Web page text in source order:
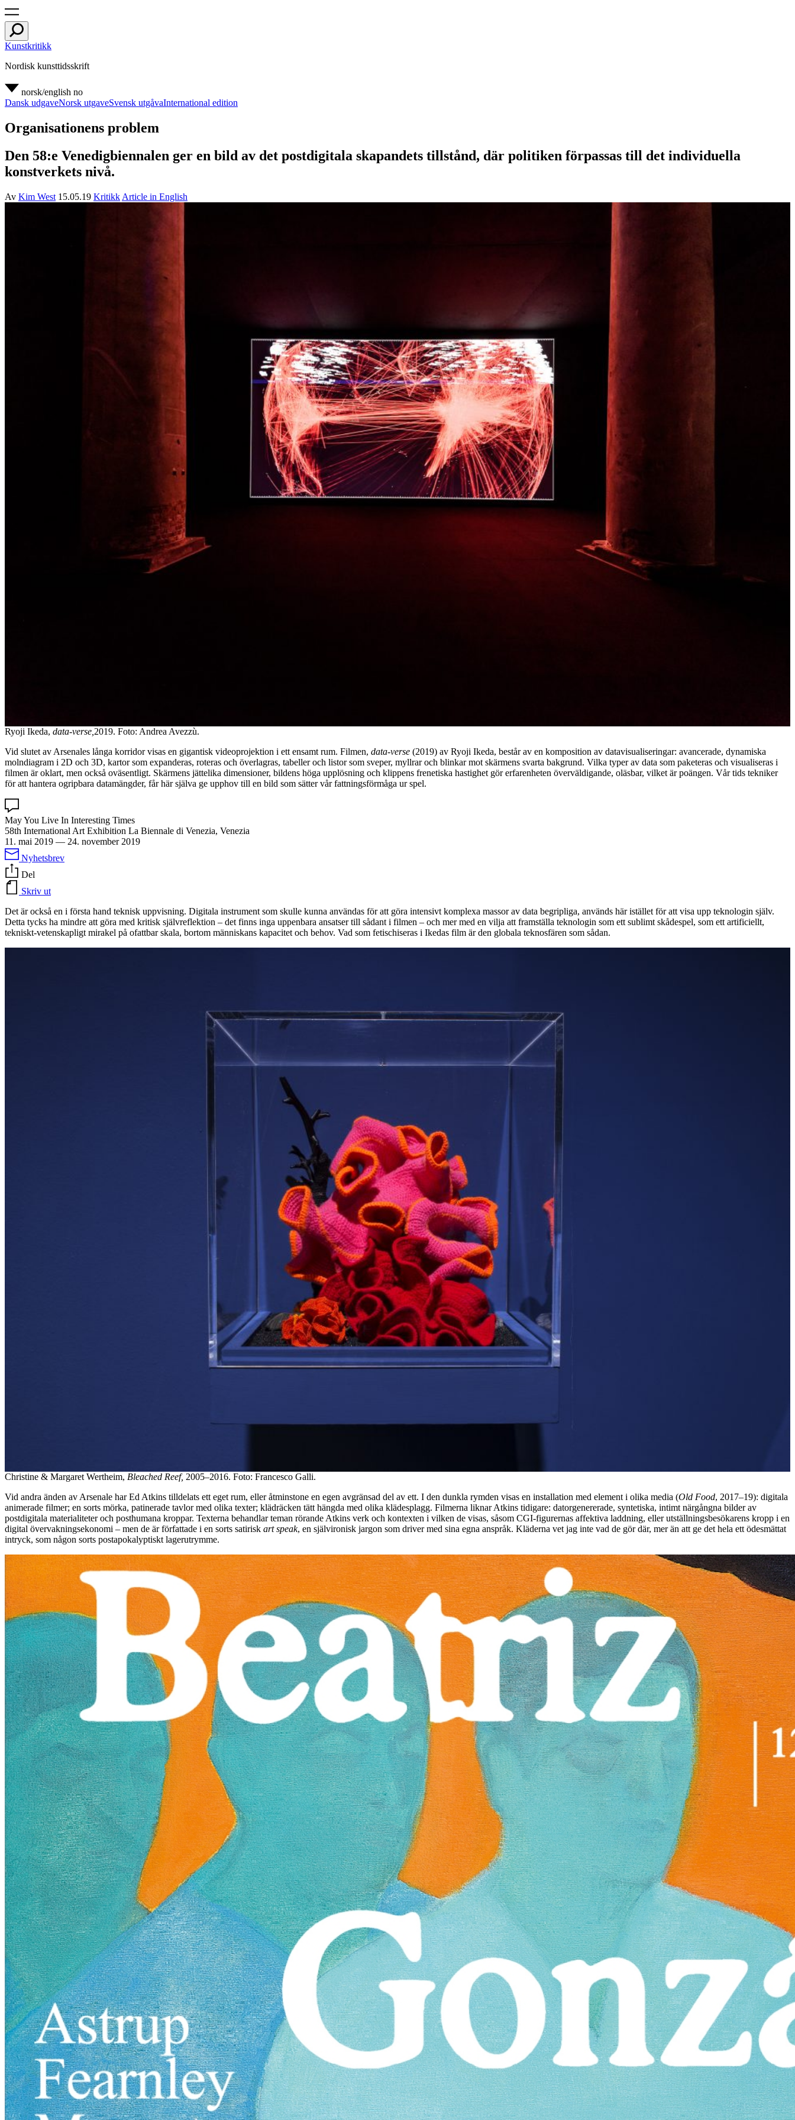
Kunstkritikk
Nordisk kunsttidsskrift
norsk/english no
Dansk udgaveNorsk utgaveSvensk utgåvaInternational edition
Organisationens problem
Den 58:e Venedigbiennalen ger en bild av det postdigitala skapandets tillstånd, där politiken förpassas till det individuella
konstverkets nivå.
Av Kim West 15.05.19 Kritikk Article in English
Ryoji Ikeda, data-verse, 2019. Foto: Andrea Avezzù.
Vid slutet av Arsenales långa korridor visas en gigantisk videoprojektion i ett ensamt rum. Filmen, data-verse (2019) av Ryoji Ikeda, består av en komposition av datavisualiseringar: avancerade, dynamiska
molndiagram i 2D och 3D, kartor som expanderas, roteras och överlagras, tabeller och listor som sveper, myllrar och blinkar mot skärmens svarta bakgrund. Vilka typer av data som paketeras och visualiseras i
filmen är oklart, men också oväsentligt. Skärmens jättelika dimensioner, bildens höga upplösning och klippens frenetiska hastighet gör erfarenheten överväldigande, oläsbar, vilket är poängen. Vår tids tekniker
för att hantera ogripbara datamängder, får här själva ge upphov till en bild som sätter vår fattningsförmåga ur spel.
May You Live In Interesting Times
58th International Art Exhibition La Biennale di Venezia, Venezia
11. mai 2019 — 24. november 2019
Nyhetsbrev
Del
Skriv ut
Det är också en i första hand teknisk uppvisning. Digitala instrument som skulle kunna användas för att göra intensivt komplexa massor av data begripliga, används här istället för att visa upp teknologin själv.
Detta tycks ha mindre att göra med kritisk självreflektion – det finns inga uppenbara ansatser till sådant i filmen – och mer med en vilja att framställa teknologin som ett sublimt skådespel, som ett artificiellt,
tekniskt-vetenskapligt mirakel på ofattbar skala, bortom människans kapacitet och behov. Vad som fetischiseras i Ikedas film är den globala teknosfären som sådan.
Christine & Margaret Wertheim, Bleached Reef, 2005–2016. Foto: Francesco Galli.
Vid andra änden av Arsenale har Ed Atkins tilldelats ett eget rum, eller åtminstone en egen avgränsad del av ett. I den dunkla rymden visas en installation med element i olika media (Old Food, 2017–19): digitala
animerade filmer; en sorts mörka, patinerade tavlor med olika texter; klädräcken tätt hängda med olika klädesplagg. Filmerna liknar Atkins tidigare: datorgenererade, syntetiska, intimt närgångna bilder av
postdigitala materialiteter och posthumana kroppar. Texterna behandlar teman rörande Atkins verk och kontexten i vilken de visas, såsom CGI-figurernas affektiva laddning, eller utställningsbesökarens kropp i en
digital övervakningsekonomi – men de är författade i en sorts satirisk art speak, en självironisk jargon som driver med sina egna anspråk. Kläderna vet jag inte vad de gör där, mer än att ge det hela ett ödesmättat
intryck, som någon sorts postapokalyptiskt lagerutrymme.